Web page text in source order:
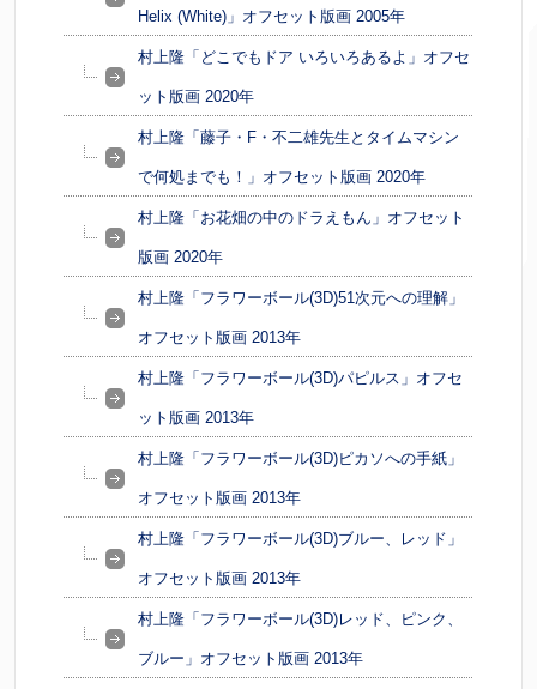
Helix (White)」オフセット版画 2005年
村上隆「どこでもドア いろいろあるよ」オフセ
ット版画 2020年
村上隆「藤子・F・不二雄先生とタイムマシン
で何処までも！」オフセット版画 2020年
村上隆「お花畑の中のドラえもん」オフセット
版画 2020年
村上隆「フラワーボール(3D)51次元への理解」
オフセット版画 2013年
村上隆「フラワーボール(3D)パピルス」オフセ
ット版画 2013年
村上隆「フラワーボール(3D)ピカソへの手紙」
オフセット版画 2013年
村上隆「フラワーボール(3D)ブルー、レッド」
オフセット版画 2013年
村上隆「フラワーボール(3D)レッド、ピンク、
ブルー」オフセット版画 2013年